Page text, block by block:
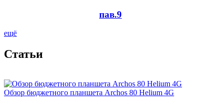
пав.9
ещё
Cтатьи
Обзор бюджетного планшета Archos 80 Helium 4G